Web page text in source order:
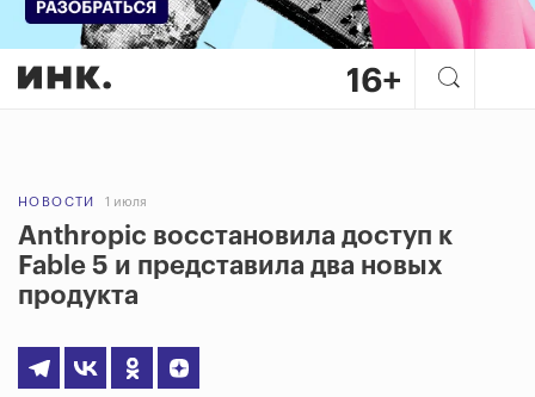
НОВОСТИ 1 июля
Anthropic восстановила доступ к
Fable 5 и представила два новых
продукта